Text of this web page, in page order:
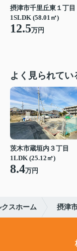
摂津市千里丘東１丁目
1SLDK (58.01㎡)
12.5万円
よく見られてい
茨木市蔵垣内３丁目
1LDK (25.12㎡)
8.4万円
スホーム 摂津